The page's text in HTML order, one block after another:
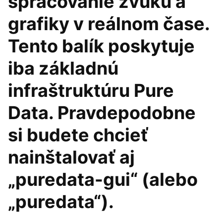
grafiky v reálnom čase.
Tento balík poskytuje
iba základnú
infraštruktúru Pure
Data. Pravdepodobne
si budete chcieť
nainštalovať aj
„puredata-gui“ (alebo
„puredata“).